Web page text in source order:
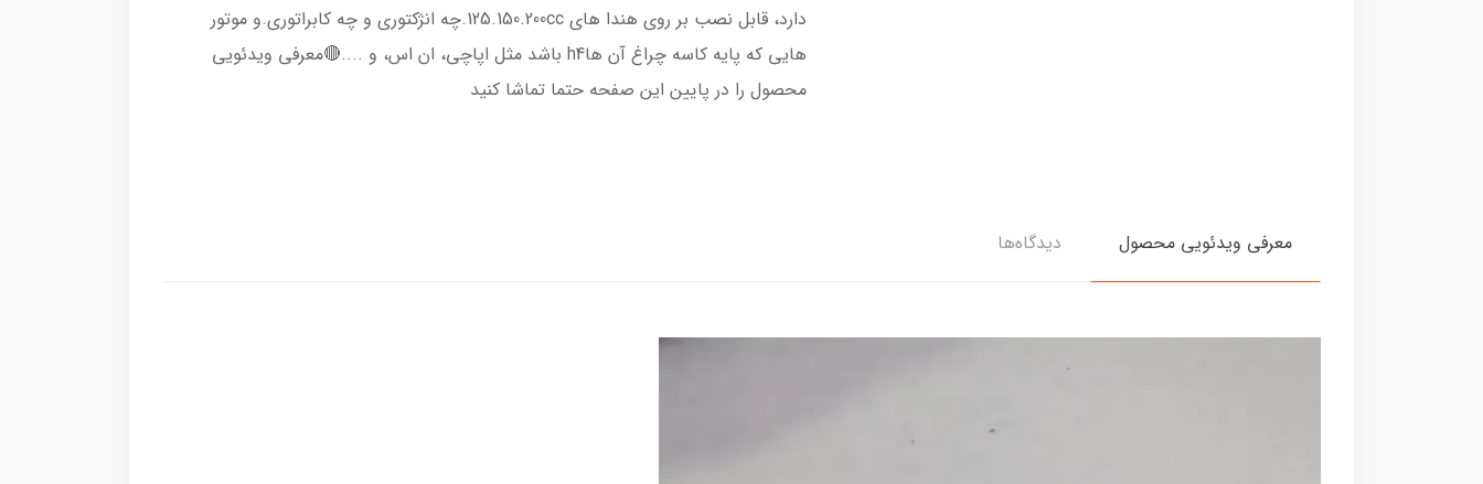
دارد، قابل نصب بر روی هندا های 125.150.200cc.چه انژکتوری و چه کابراتوری.و موتور
هایی که پایه کاسه چراغ آن هاh4 باشد مثل اپاچی، ان اس، و ....🔴معرفی ویدئویی
محصول را در پایین این صفحه حتما تماشا کنید
معرفی ویدئویی محصول دیدگاه‌ها